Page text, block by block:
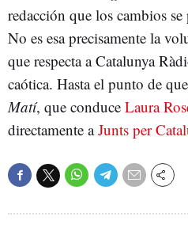
redacción que los cambios
No es esa precisamente la
que respecta a Catalunya
caótica. Hasta el punto de
Matí, que conduce Laura
directamente aJunts per